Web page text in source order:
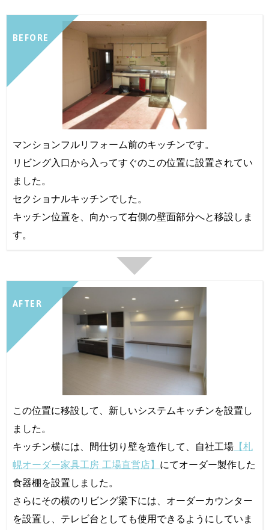
BEFORE
マンションフルリフォーム前のキッチンです。
リビング入口から入ってすぐのこの位置に設置されてい
ました。
セクショナルキッチンでした。
キッチン位置を、向かって右側の壁面部分へと移設しま
す。
AFTER
この位置に移設して、新しいシステムキッチンを設置し
ました。
キッチン横には、間仕切り壁を造作して、自社工場 【札
幌オーダー家具工房 工場直営店】 にてオーダー製作した
食器棚を設置しました。
さらにその横のリビング梁下には、オーダーカウンター
を設置し、テレビ台としても使用できるようにしていま